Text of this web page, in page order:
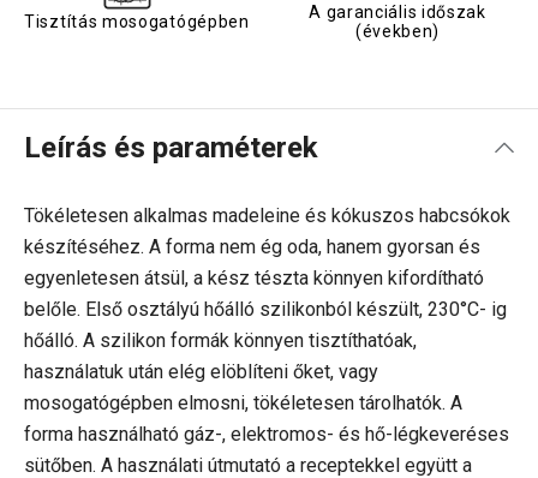
Tisztítás mosogatógépben
A garanciális időszak
(években)
Leírás és paraméterek
Tökéletesen alkalmas madeleine és kókuszos habcsókok
készítéséhez. A forma nem ég oda, hanem gyorsan és
egyenletesen átsül, a kész tészta könnyen kifordítható
belőle. Első osztályú hőálló szilikonból készült, 230°C- ig
hőálló. A szilikon formák könnyen tisztíthatóak,
használatuk után elég elöblíteni őket, vagy
mosogatógépben elmosni, tökéletesen tárolhatók. A
forma használható gáz-, elektromos- és hő-légkeveréses
sütőben. A használati útmutató a receptekkel együtt a